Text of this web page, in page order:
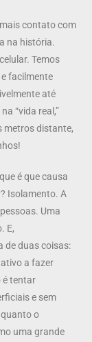
contato com
na história.
Temos
facilmente
até
“vida real,”
metros distante,
é que causa
Isolamento. A
Uma
E,
de duas coisas:
a fazer
é tentar
e sem
o
uma grande